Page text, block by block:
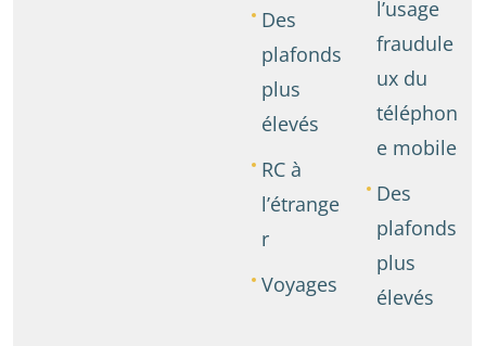
Des
plafonds
plus
élevés
RC à
l’étrange
r
Voyages
l’usage
fraudule
ux du
téléphon
e mobile
Des
plafonds
plus
élevés